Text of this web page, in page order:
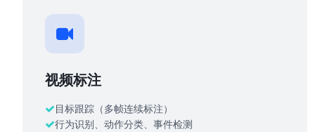
视频标注
目标跟踪（多帧连续标注）
行为识别、动作分类、事件检测